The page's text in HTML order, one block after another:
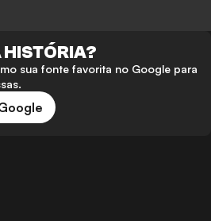
HISTÓRIA?
sua fonte favorita no Google para